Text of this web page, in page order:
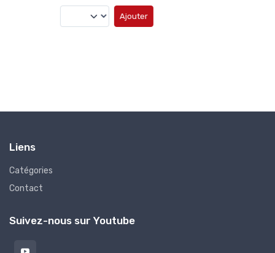
Ajouter
Liens
Catégories
Contact
Suivez-nous sur Youtube